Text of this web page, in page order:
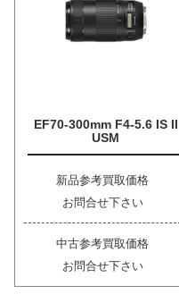
EF70-300mm F4-5.6 IS II
USM
新品参考買取価格
お問合せ下さい
中古参考買取価格
お問合せ下さい